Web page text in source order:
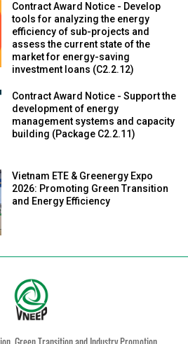
Contract Award Notice - Develop
tools for analyzing the energy
efficiency of sub-projects and
assess the current state of the
market for energy-saving
investment loans (C2.2.12)
Contract Award Notice - Support the
development of energy
management systems and capacity
building (Package C2.2.11)
Vietnam ETE & Greenergy Expo
2026: Promoting Green Transition
and Energy Efficiency